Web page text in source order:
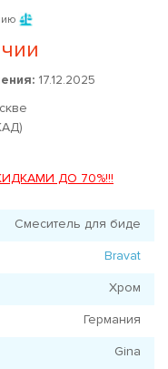
17.12.2025
ДО 70%!!!
Смеситель для биде
Bravat
Хром
Германия
Gina